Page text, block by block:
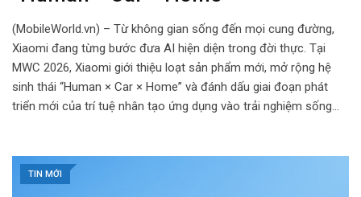
(MobileWorld.vn) – Từ không gian sống đến mọi cung đường,
Xiaomi đang từng bước đưa AI hiện diện trong đời thực. Tại
MWC 2026, Xiaomi giới thiệu loạt sản phẩm mới, mở rộng hệ
sinh thái “Human × Car × Home” và đánh dấu giai đoạn phát
triển mới của trí tuệ nhân tạo ứng dụng vào trải nghiệm sống…
TIN MỚI